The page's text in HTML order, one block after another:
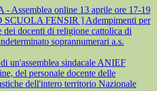
Assemblea online 13 aprile ore 17-19
FENSIR ] Adempimenti per
dei docenti di religione cattolica di
soprannumerari a.s.
un'assemblea sindacale ANIEF
del personale docente delle
dell'intero territorio Nazionale